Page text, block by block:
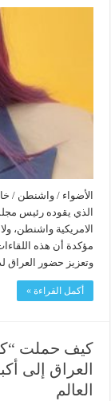
الأضواء / واشنطن /
الذي يقوده رئيس
الامريكية واشنطن،
مؤكدة أن هذه
وتعزيز حضور العراق
أكمل القراءة »
كيف حملت
العراق إلى
العالم